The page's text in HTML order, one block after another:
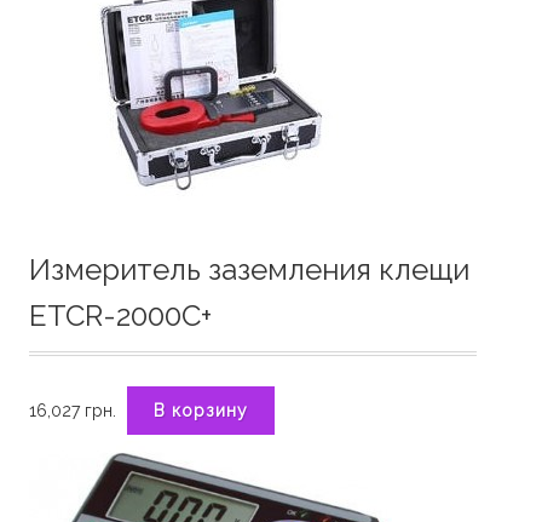
Измеритель заземления клещи
ETCR-2000C+
16,027 грн. В корзину